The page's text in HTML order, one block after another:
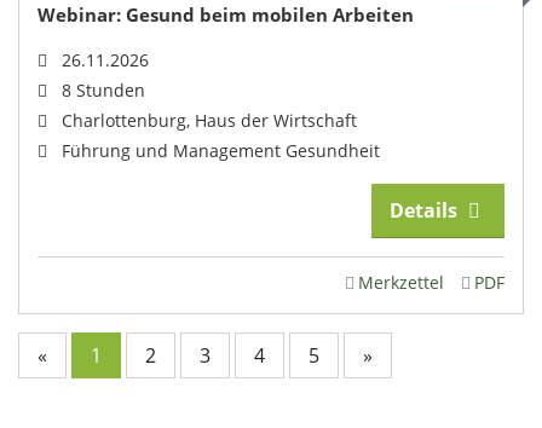
Webinar: Gesund beim mobilen Arbeiten
26.11.2026
8 Stunden
Charlottenburg, Haus der Wirtschaft
Führung und Management Gesundheit
Details
Merkzettel PDF
« 1 2 3 4 5 »